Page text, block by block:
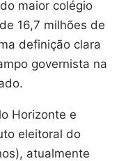
maior colégio
16,7 milhões de
definição clara
governista na
Horizonte e
eleitoral do
atualmente